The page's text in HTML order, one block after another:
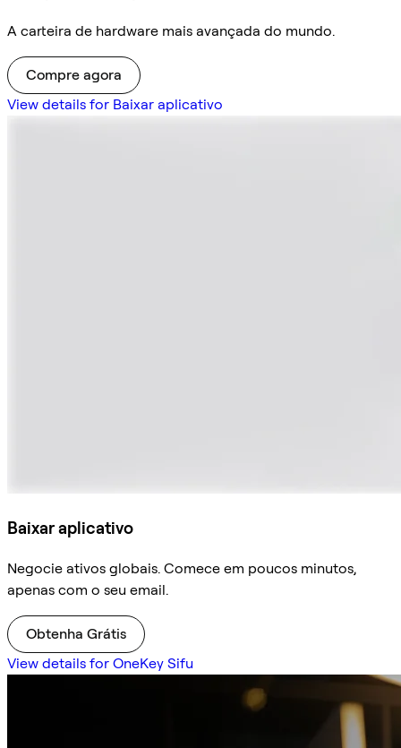
A carteira de hardware mais avançada do mundo.
Compre agora
View details for Baixar aplicativo
Baixar aplicativo
Negocie ativos globais. Comece em poucos minutos,
apenas com o seu email.
Obtenha Grátis
View details for OneKey Sifu